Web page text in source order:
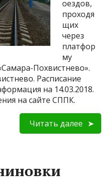
оездов,
проходя
щих
через
платфор
му
Похвистнево».
Расписание
на 14.03.2018.
на сайте СППК.
Читать далее